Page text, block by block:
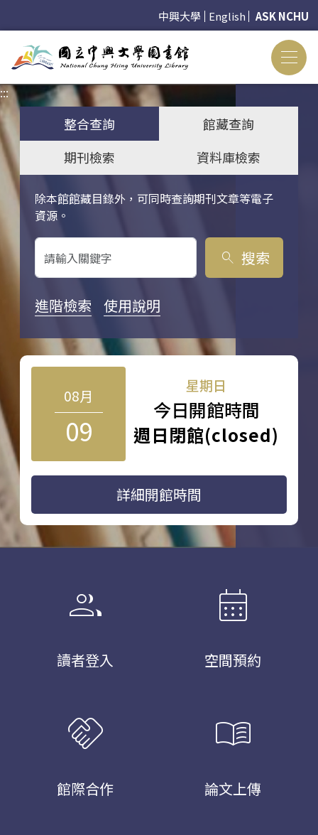
中興大學 English ASK NCHU
:::
整合查詢
館藏查詢
期刊檢索
資料庫檢索
除本館館藏目錄外，可同時查詢期刊文章等電子
資源。
關鍵字搜尋
search 搜索
進階檢索 使用說明
08月
09
星期日
今日開館時間
週日閉館(closed)
詳細開館時間
group
讀者登入
calendar_month
空間預約
handshake
館際合作
menu_book
論文上傳